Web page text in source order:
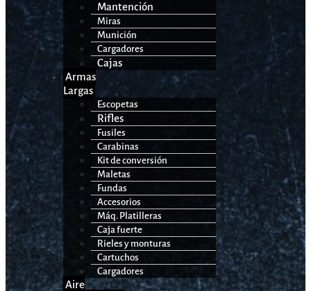
Mantención
Miras
Munición
Cargadores
Cajas
Armas
Largas
Escopetas
Rifles
Fusiles
Carabinas
Kit de conversión
Maletas
Fundas
Accesorios
Máq. Platilleras
Caja fuerte
Rieles y monturas
Cartuchos
Cargadores
Aire